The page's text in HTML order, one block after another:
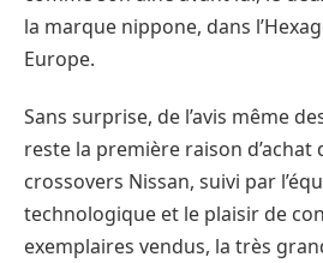
la marque nippone, dans
Europe.
Sans surprise, de l’avis même
reste la première raison
crossovers Nissan, suivi par
technologique et le plaisir de
exemplaires vendus, la très